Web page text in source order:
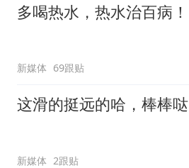
多喝热水，热水治百病！
新媒体 69跟贴
这滑的挺远的哈，棒棒哒
新媒体 2跟贴